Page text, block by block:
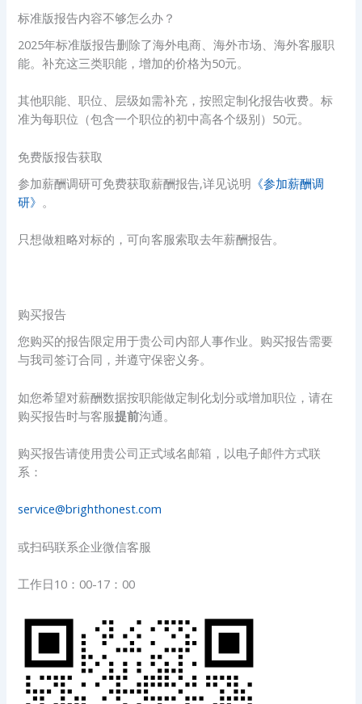
标准版报告内容不够怎么办？
2025年标准版报告删除了海外电商、海外市场、海外客服职
能。补充这三类职能，增加的价格为50元。
其他职能、职位、层级如需补充，按照定制化报告收费。标
准为每职位（包含一个职位的初中高各个级别）50元。
免费版报告获取
参加薪酬调研可免费获取薪酬报告,详见说明 《参加薪酬调
研》 。
只想做粗略对标的，可向客服索取去年薪酬报告。
购买报告
您购买的报告限定用于贵公司内部人事作业。购买报告需要
与我司签订合同，并遵守保密义务。
如您希望对薪酬数据按职能做定制化划分或增加职位，请在
购买报告时与客服提前沟通。
购买报告请使用贵公司正式域名邮箱，以电子邮件方式联
系：
service@brighthonest.com
或扫码联系企业微信客服
工作日10：00-17：00